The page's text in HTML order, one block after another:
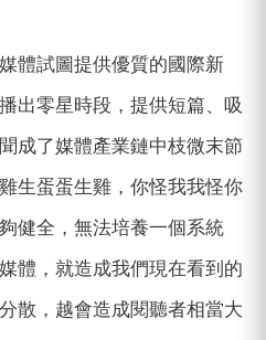
體試圖提供優質的國際新
出零星時段，提供短篇、吸
成了媒體產業鏈中枝微末節
生蛋蛋生雞，你怪我我怪你
健全，無法培養一個系統
體，就造成我們現在看到的
散，越會造成閱聽者相當大